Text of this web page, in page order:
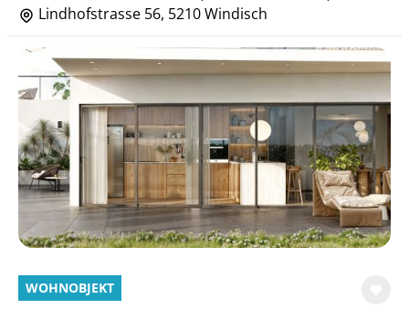
Lindhofstrasse 56, 5210 Windisch
WOHNOBJEKT